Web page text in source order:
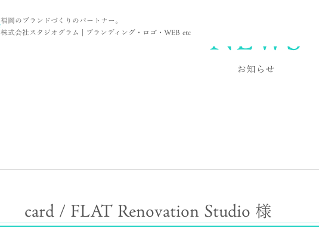
福岡のブランドづくりのパートナー。
株式会社スタジオグラム | ブランディング・ロゴ・WEB etc
NEWS
お知らせ
card / FLAT Renovation Studio 様